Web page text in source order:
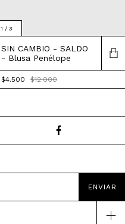
1 / 3
SIN CAMBIO - SALDO
- Blusa Penélope
$4.500 $12.000